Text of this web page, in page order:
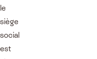
le
siège
social
est